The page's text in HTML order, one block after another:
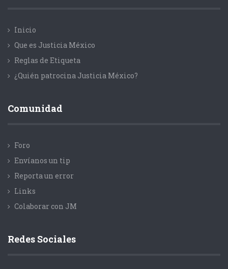
Inicio
Que es Justicia México
Reglas de Etiqueta
¿Quién patrocina Justicia México?
Comunidad
Foro
Envíanos un tip
Reporta un error
Links
Colaborar con JM
Redes Sociales